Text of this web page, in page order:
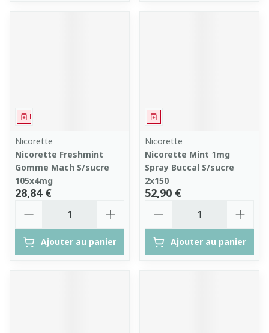
Médicament
Nicorette
Nicorette Freshmint
Gomme Mach S/sucre
105x4mg
28,84 €
Ajouter au panier
Médicament
Nicorette
Nicorette Mint 1mg
Spray Buccal S/sucre
2x150
52,90 €
Ajouter au panier